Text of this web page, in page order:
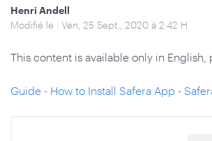
Henri Andell
Modifié le : Ven, 25 Sept., 2020 à 2:42 H
This content is available only in English,
Guide - How to Install Safera App -